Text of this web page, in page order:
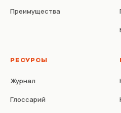
Преимущества
РЕСУРСЫ
Журнал
Глоссарий